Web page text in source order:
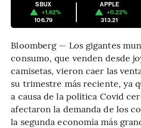
SBUX
+1.62%
106.79
APPLE
+0.22%
313.21
Bloomberg — Los gigantes
consumo, que venden desde
camisetas, vieron caer las
su trimestre más reciente, ya
a causa de la política Covid
afectaron la demanda de los
la segunda economía más